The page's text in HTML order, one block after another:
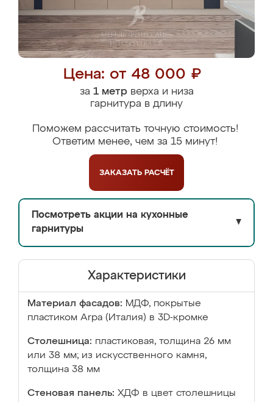
Цена: от 48 000 ₽
за 1 метрверха и низа
гарнитура в длину
Поможем рассчитать точную стоимость!
Ответим менее, чем за 15 минут!
ЗАКАЗАТЬ РАСЧЁТ
Посмотреть акции на кухонные
гарнитуры
▼
Характеристики
Материал фасадов: МДФ, покрытые
пластиком Arpa (Италия) в 3D-кромке
Столешница: пластиковая, толщина 26 мм
или 38 мм; из искусственного камня,
толщина 38 мм
Стеновая панель: ХДФ в цвет столешницы